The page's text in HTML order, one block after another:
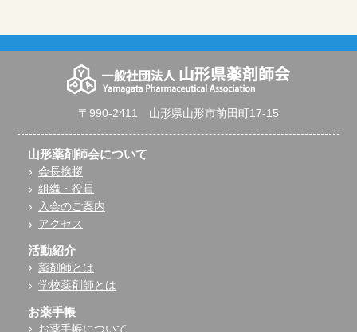
〒990-2411 山形県山形市前田町17-15
山形薬剤師会について
会長挨拶
組織・役員
入会のご案内
アクセス
活動紹介
薬剤師とは
学校薬剤師とは
お薬手帳
お薬手帳について